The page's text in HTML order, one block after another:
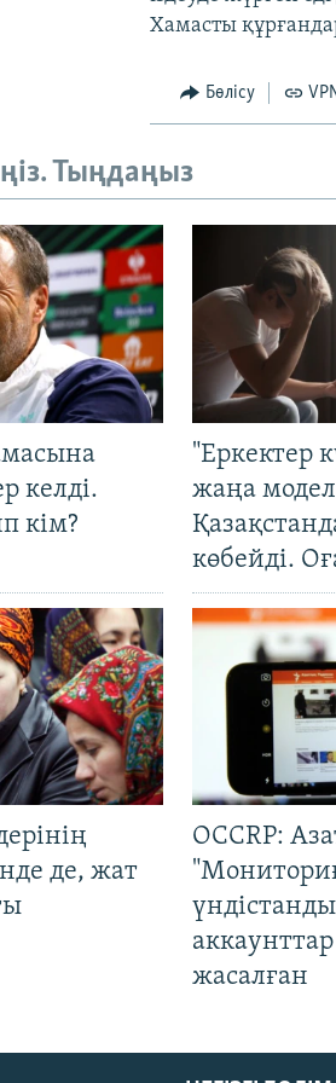
Хамасты
Бөлісу
Тыңдаңыз
келді.
кім?
"Еркектер
жаңа
көбейді.
де, жат
OCCRP:
жасалған